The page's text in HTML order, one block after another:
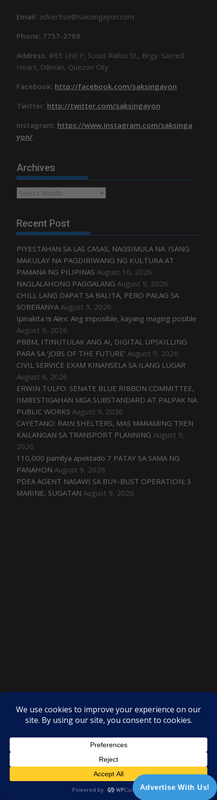
Email: advertise@saksingayon.com
Phone: 7757-2769
Address:#85 Unit F, Scout Rallos St., Brgy. Sacred
Heart, Diliman, Quezon City
Facebook: http://facebook.com/saksingayon
Twitter: http://twitter.com/saksingayon
Instagram: https://www.instagram.com/saksinga
yon/
Archives
Archives
Recent Post
PIYESTAHAN SA LAS CASAS, NAGSIMULA NA: ISANG
MAKULAY NA PAGDIRIWANG NG KULTURA AT
PAMANA NG PILIPINAS August 10, 2026
NAGLALAHONG PAGGALANG August 9, 2026
CHILL LANG DAPAT SA BALITA, PERO PALAG SA
SOBERANYA August 9, 2026
Ipinakita ni Alex: Ang imposible, kayang maging posible
August 9, 2026
PBBM, ITINUTULAK ANG AI, DIGITAL UPSKILLING
PARA SA ‘JOBS OF THE FUTURE’ August 9, 2026
CIVIL SERVICE EXAM KINANSELA SA ILANG LUGAR
August 9, 2026
ERWIN TULFO: SENATE BLUE RIBBON COMMITTEE,
IIMBESTIGAHAN MGA SUBSTANDARD AT PALPAK NA
PUBLIC WORKS August 9, 2026
CAYETANO: RAIN SHELTERS, MAS MARAMING TREN
KAILANGAN SA TRANSPORT PLANNING August 9,
2026
110,000 pamilya apektado 7 PATAY SA SAMA NG
PANAHON August 9, 2026
PDEA AGENT NASAWI SA BUY-BUST OPERATION; 3
MARINE, SUGATAN August 9, 2026
Proudly powered by WordPress |Theme: SuperMag byAcme
Advertise With Us!